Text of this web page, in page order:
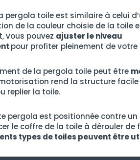
pergola toile est similaire à celui
de la couleur choisie de la toile
vous pouvez ajuster le niveau
pour profiter pleinement de votre
de la pergola toile peut être
rend la structure
replier la toile.
pergola est positionnée contre un
le coffre de la toile à dérouler de
types de toiles peuvent être